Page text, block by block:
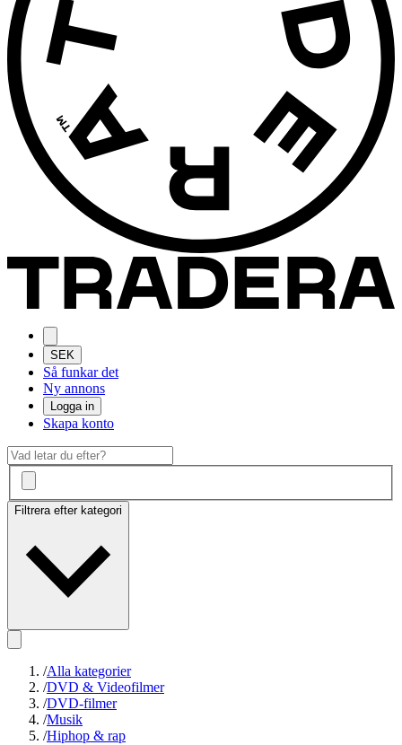
SEK
Så funkar det
Ny annons
Logga in
Skapa konto
Filtrera efter kategori
/Alla kategorier
/DVD & Videofilmer
/DVD-filmer
/Musik
/Hiphop & rap